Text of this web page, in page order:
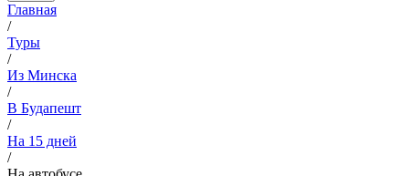
Главная
/
Туры
/
Из Минска
/
В Будапешт
/
На 15 дней
/